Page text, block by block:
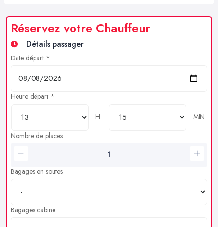
Réservez votre Chauffeur
Détails passager
Date départ *
Heure départ *
H
MIN
Nombre de places
Bagages en soutes
Bagages cabine